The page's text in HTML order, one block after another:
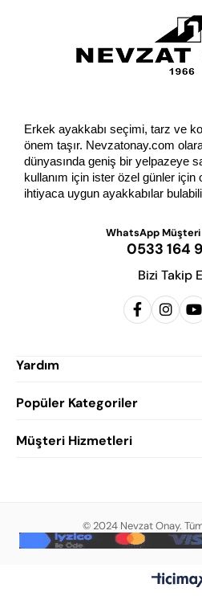
Erkek ayakkabı seçimi, tarz ve
önem taşır. Nevzatonay.com
dünyasında geniş bir yelpazeye
kullanım için ister özel günler
ihtiyaca uygun ayakkabılar
WhatsApp
0533 164
Bizi Takip
Yardım
Popüler Kategoriler
Erkek Klasik
Erkek Günlük
Erkek
Erkek Loafer
Müşteri Hizmetleri
Mesafeli Satış
© 2024 Nevzat Onay. Tüm